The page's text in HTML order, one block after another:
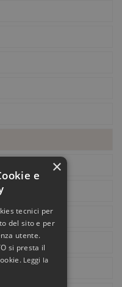
×
e
tecnici per
del sito e per
utente.
si presta il
Leggi la